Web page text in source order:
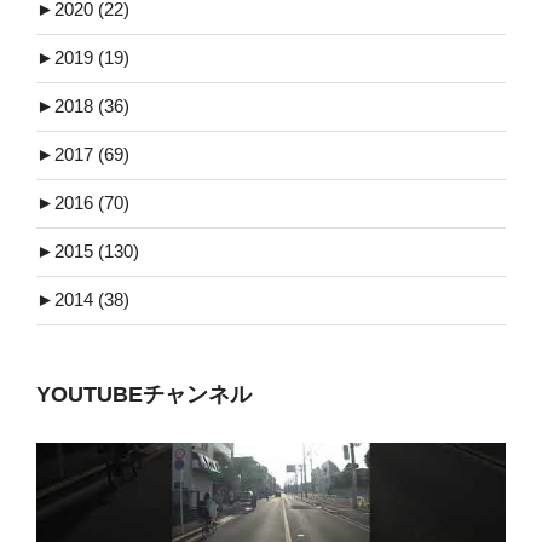
►2020 (22)
►2019 (19)
►2018 (36)
►2017 (69)
►2016 (70)
►2015 (130)
►2014 (38)
YOUTUBEチャンネル